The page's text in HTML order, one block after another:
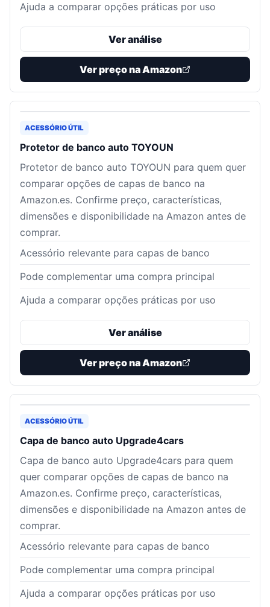
Ajuda a comparar opções práticas por uso
Ver análise
Ver preço na Amazon
ACESSÓRIO ÚTIL
Protetor de banco auto TOYOUN
Protetor de banco auto TOYOUN para quem quer
comparar opções de capas de banco na
Amazon.es. Confirme preço, características,
dimensões e disponibilidade na Amazon antes de
comprar.
Acessório relevante para capas de banco
Pode complementar uma compra principal
Ajuda a comparar opções práticas por uso
Ver análise
Ver preço na Amazon
ACESSÓRIO ÚTIL
Capa de banco auto Upgrade4cars
Capa de banco auto Upgrade4cars para quem
quer comparar opções de capas de banco na
Amazon.es. Confirme preço, características,
dimensões e disponibilidade na Amazon antes de
comprar.
Acessório relevante para capas de banco
Pode complementar uma compra principal
Ajuda a comparar opções práticas por uso